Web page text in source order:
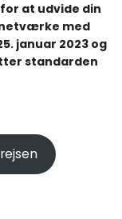
at udvide din
med
januar 2023 og
standarden